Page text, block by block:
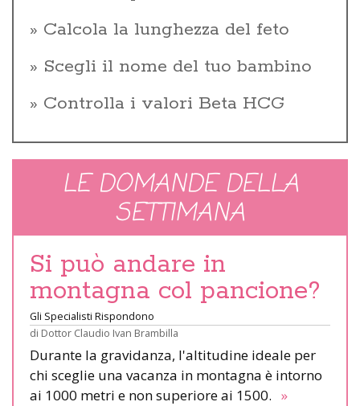
Calcola la lunghezza del feto
Scegli il nome del tuo bambino
Controlla i valori Beta HCG
LE DOMANDE DELLA
SETTIMANA
Si può andare in
montagna col pancione?
Gli Specialisti Rispondono
di Dottor Claudio Ivan Brambilla
Durante la gravidanza, l'altitudine ideale per
chi sceglie una vacanza in montagna è intorno
ai 1000 metri e non superiore ai 1500. »